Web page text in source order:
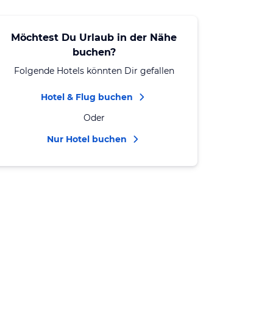
Möchtest Du Urlaub in der Nähe
buchen?
Folgende Hotels könnten Dir gefallen
Hotel & Flug buchen
Oder
Nur Hotel buchen